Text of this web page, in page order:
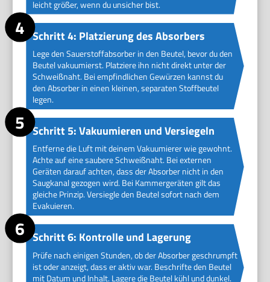
leicht größer, wenn du unsicher bist.
Schritt 4: Platzierung des Absorbers
Lege den Sauerstoffabsorber in den Beutel, bevor du den
Beutel vakuumierst. Platziere ihn nicht direkt unter der
Schweißnaht. Bei empfindlichen Gewürzen kannst du
den Absorber in einen kleinen, separaten Stoffbeutel
legen.
Schritt 5: Vakuumieren und Versiegeln
Entferne die Luft mit deinem Vakuumierer wie gewohnt.
Achte auf eine saubere Schweißnaht. Bei externen
Geräten darauf achten, dass der Absorber nicht in den
Saugkanal gezogen wird. Bei Kammergeräten gilt das
gleiche Prinzip. Versiegle den Beutel sofort nach dem
Evakuieren.
Schritt 6: Kontrolle und Lagerung
Prüfe nach einigen Stunden, ob der Absorber geschrumpft
ist oder anzeigt, dass er aktiv war. Beschrifte den Beutel
mit Datum und Inhalt. Lagere die Beutel kühl und dunkel.